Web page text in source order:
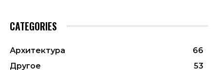
CATEGORIES
Архитектура
66
Другое
53